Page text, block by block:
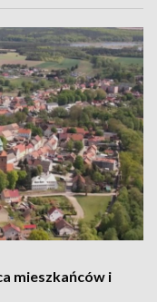
mieszkańców i